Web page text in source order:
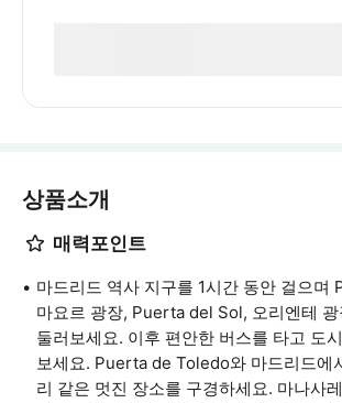
상품소개
매력포인트
마드리드 역사 지구를 1시간 동안 걸으며
마요르 광장, Puerta del Sol, 오리엔테
둘러보세요. 이후 편안한 버스를 타고 도
보세요. Puerta de Toledo와 마드리드에
리 같은 멋진 장소를 구경하세요. 마나사